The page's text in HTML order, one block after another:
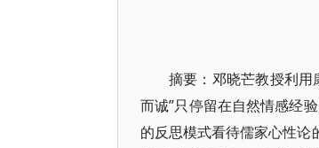
摘要：邓晓芒教授利用
而诚”只停留在自然情感经
的反思模式看待儒家心性论